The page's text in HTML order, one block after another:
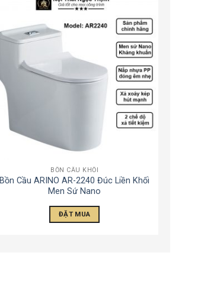
BỒN CẦU KHỐI
Bồn Cầu ARINO AR-2240 Đúc Liền Khối
Men Sứ Nano
ĐẶT MUA